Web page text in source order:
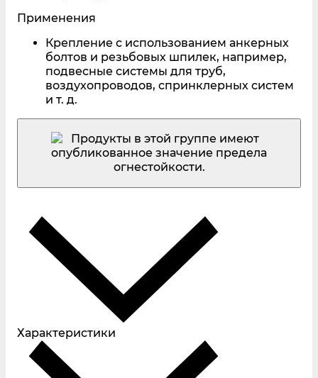
Применения
Крепление с использованием анкерных
болтов и резьбовых шпилек, например,
подвесные системы для труб,
воздухопроводов, спринклерных систем
и т. д.
Характеристики